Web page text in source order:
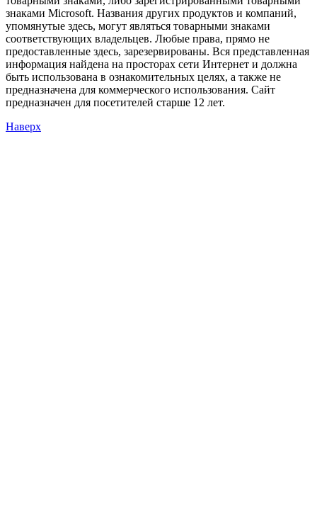
знаками Microsoft. Названия других продуктов и компаний,
упомянутые здесь, могут являться товарными знаками
соответствующих владельцев. Любые права, прямо не
предоставленные здесь, зарезервированы. Вся представленная
информация найдена на просторах сети Интернет и должна
быть использована в ознакомительных целях, а также не
предназначена для коммерческого использования. Сайт
предназначен для посетителей старше 12 лет.
Наверх